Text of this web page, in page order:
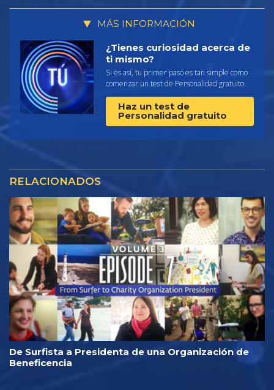
MÁS INFORMACIÓN
¿Tienes curiosidad acerca de
ti mismo?
Si es así, tu primer paso es tan simple como
comenzar un test de Personalidad gratuito.
Haz un test de
Personalidad gratuito
RELACIONADOS
De Surfista a Presidenta de una Organización de
Beneficencia